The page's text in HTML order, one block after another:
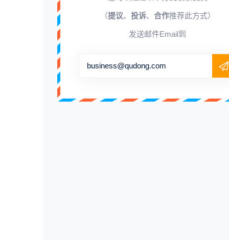
（提议、 投诉、 合作推荐此方式）
发送邮件Email到
business@qudong.com